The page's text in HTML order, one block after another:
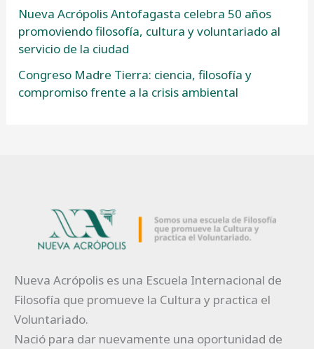
Nueva Acrópolis Antofagasta celebra 50 años
promoviendo filosofía, cultura y voluntariado al
servicio de la ciudad
Congreso Madre Tierra: ciencia, filosofía y
compromiso frente a la crisis ambiental
Nueva Acrópolis es una Escuela Internacional de
Filosofía que promueve la Cultura y practica el
Voluntariado.
Nació para dar nuevamente una oportunidad de